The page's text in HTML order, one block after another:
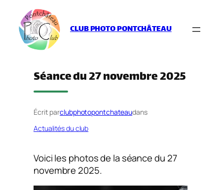
contenu
CLUB PHOTO PONTCHÂTEAU
Séance du 27 novembre 2025
Écrit parclubphotopontchateaudans
Actualités du club
Voici les photos de la séance du 27
novembre 2025.